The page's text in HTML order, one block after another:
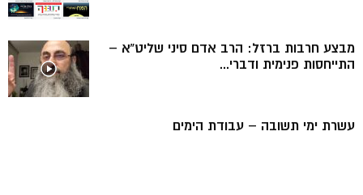
מבצע חרבות ברזל: הרב אדם סיני שליט”א –
התייחסות פנימית ודברי...
עשרת ימי תשובה – עבודת הימים